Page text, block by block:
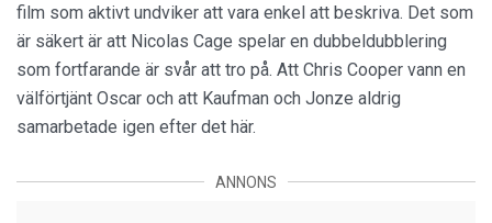
film som aktivt undviker att vara enkel att beskriva. Det som
är säkert är att Nicolas Cage spelar en dubbeldubblering
som fortfarande är svår att tro på. Att Chris Cooper vann en
välförtjänt Oscar och att Kaufman och Jonze aldrig
samarbetade igen efter det här.
ANNONS